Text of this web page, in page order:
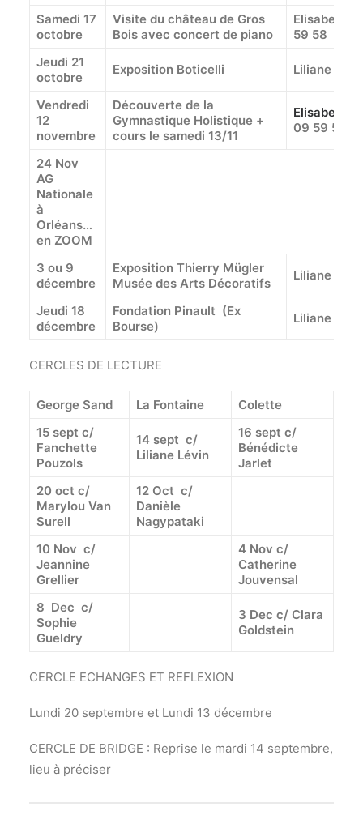
Samedi 17
octobre
Visite du château de Gros
Bois avec concert de piano
Elisabeth
59 58
Jeudi 21
octobre
Exposition Boticelli Liliane
Vendredi
12
novembre
Découverte de la
Gymnastique Holistique +
cours le samedi 13/11
Elisabeth
09 59 58
24 Nov
AG
Nationale
à
Orléans…
en ZOOM
3 ou 9
décembre
Exposition Thierry Mügler
Musée des Arts Décoratifs
Liliane
Jeudi 18
décembre
Fondation Pinault (Ex
Bourse)
Liliane
CERCLES DE LECTURE
George Sand La Fontaine
Colette
15 sept c/
Fanchette
Pouzols
14 sept c/
Liliane Lévin
16 sept c/
Bénédicte
Jarlet
20 oct c/
Marylou Van
Surell
12 Oct c/
Danièle
Nagypataki
10 Nov c/
Jeannine
Grellier
4 Nov c/
Catherine
Jouvensal
8 Dec c/
Sophie
Gueldry
3 Dec c/ Clara
Goldstein
CERCLE ECHANGES ET REFLEXION
Lundi 20 septembre et Lundi 13 décembre
CERCLE DE BRIDGE : Reprise le mardi 14 septembre,
lieu à préciser